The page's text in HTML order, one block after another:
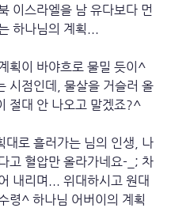
이스라엘을 남 유다보다 먼
하나님의 계획...
획이 바야흐로 물밀 듯이^
시점인데, 물살을 거슬러 올
절대 안 나오고 말겠죠?^
대로 흘러가는 님의 인생, 나
고 혈압만 올라가네요-_; 차
내리며... 위대하시고 원대
령^ 하나님 어버이의 계획